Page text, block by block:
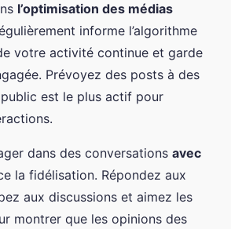
l’optimisation des médias
informe l’algorithme
votre activité continue et garde
Prévoyez des posts à des
est le plus actif pour
dans des conversations avec
la fidélisation. Répondez aux
aux discussions et aimez les
montrer que les opinions des